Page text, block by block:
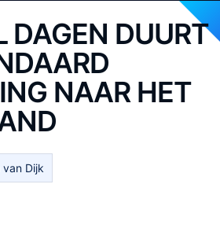
DAGEN DUURT
NAAR HET
van Dijk